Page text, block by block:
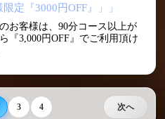
限定『3000円OFF』」」
お客様は、90分コース以上が
『3,000円OFF』でご利用頂け
3 4 次へ